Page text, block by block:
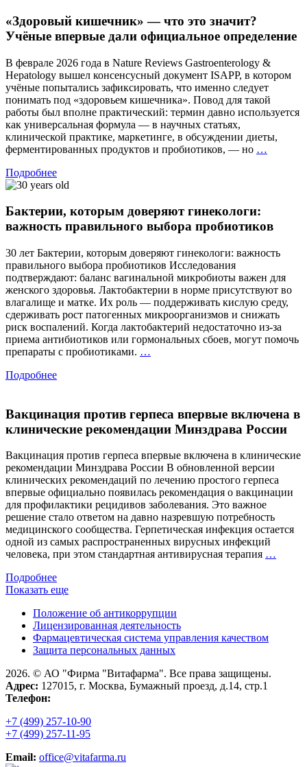
«Здоровый кишечник» — что это значит?
Учёные впервые дали официальное определение
В феврале 2026 года в Nature Reviews Gastroenterology &
Hepatology вышел консенсусный документ ISAPP, в котором
учёные попытались зафиксировать, что именно следует
понимать под «здоровьем кишечника». Повод для такой
работы был вполне практический: термин давно используется
как универсальная формула — в научных статьях,
клинической практике, маркетинге, в обсуждении диеты,
ферментированных продуктов и пробиотиков, — но …
Учёные
Подробнее
Бактерии, которым доверяют гинекологи:
важность правильного выбора пробиотиков
30 лет Бактерии, которым доверяют гинекологи: важность
правильного выбора пробиотиков Исследования
подтверждают: баланс вагинальной микробиоты важен для
женского здоровья. Лактобактерии в норме присутствуют во
влагалище и матке. Их роль — поддерживать кислую среду,
сдерживать рост патогенных микроорганизмов и снижать
риск воспалений. Когда лактобактерий недостаточно из-за
приема антибиотиков или гормональных сбоев, могут помочь
препараты с пробиотиками. …
правильного
выбора
пробиотиков
Подробнее
Вакцинация против герпеса впервые включена в
клинические рекомендации Минздрава России
Вакцинация против герпеса впервые включена в клинические
рекомендации Минздрава России В обновленной версии
клинических рекомендаций по лечению простого герпеса
впервые официально появилась рекомендация о вакцинации
для профилактики рецидивов заболевания. Это важное
решение стало ответом на давно назревшую потребность
медицинского сообщества. Герпетическая инфекция остается
одной из самых распространенных вирусных инфекций
человека, при этом стандартная антивирусная терапия …
Подробнее
Показать еще
Положение об антикоррупции
Лицензированная деятельность
Фармацевтическая система управления качеством
Защита персональных данных
2026. © АО "Фирма "Витафарма". Все права защищены.
Адрес: 127015, г. Москва, Бумажный проезд, д.14, стр.1
Телефон:
+7 (499) 257-10-90
+7 (499) 257-11-95
Email: office@vitafarma.ru